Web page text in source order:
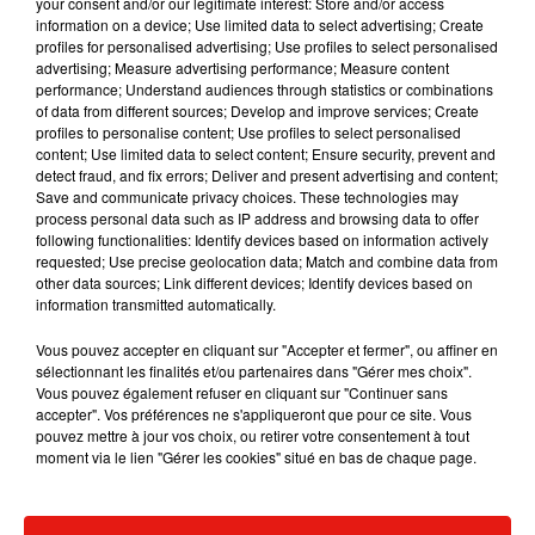
Musique
RÜFÜS DU SOL annonce un nouvel
album après sa tournée mondiale
7 août 2026
Angèle et Amélie Lens dévoilent leur
collaboration tant attendue
Il y a 10 ans, DJ Snake changeait de
information on a device; Use limited data to select advertising; Create
profiles for personalised advertising; Use profiles to select personalised
advertising; Measure advertising performance; Measure content
performance; Understand audiences through statistics or combinations
of data from different sources; Develop and improve services; Create
profiles to personalise content; Use profiles to select personalised
content; Use limited data to select content; Ensure security, prevent and
detect fraud, and fix errors; Deliver and present advertising and content;
Save and communicate privacy choices. These technologies may
process personal data such as IP address and browsing data to offer
following functionalities: Identify devices based on information actively
requested; Use precise geolocation data; Match and combine data from
other data sources; Link different devices; Identify devices based on
information transmitted automatically.
Vous pouvez accepter en cliquant sur "Accepter et fermer", ou affiner en
sélectionnant les finalités et/ou partenaires dans "Gérer mes choix".
Vous pouvez également refuser en cliquant sur "Continuer sans
accepter". Vos préférences ne s'appliqueront que pour ce site. Vous
pouvez mettre à jour vos choix, ou retirer votre consentement à tout
moment via le lien "Gérer les cookies" situé en bas de chaque page.